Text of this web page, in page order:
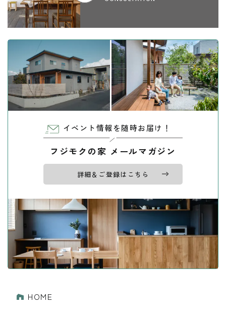
イベント情報を随時お届け！
フジモクの家 メールマガジン
詳細＆ご登録はこちら
HOME